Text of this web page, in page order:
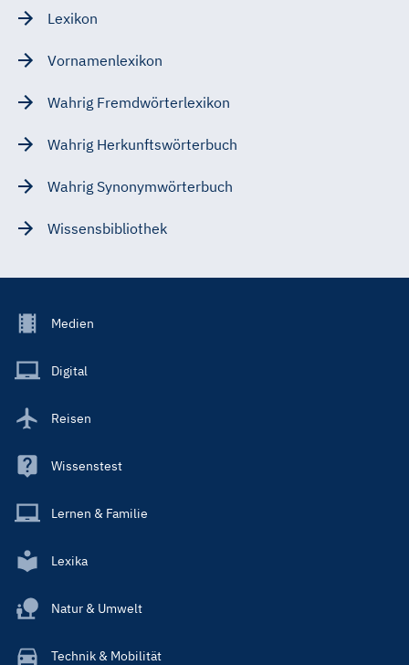
Lexikon
Vornamenlexikon
Wahrig Fremdwörterlexikon
Wahrig Herkunftswörterbuch
Wahrig Synonymwörterbuch
Wissensbibliothek
Footer
Main
Medien
Digital
Reisen
Wissenstest
Lernen & Familie
Lexika
Natur & Umwelt
Technik & Mobilität